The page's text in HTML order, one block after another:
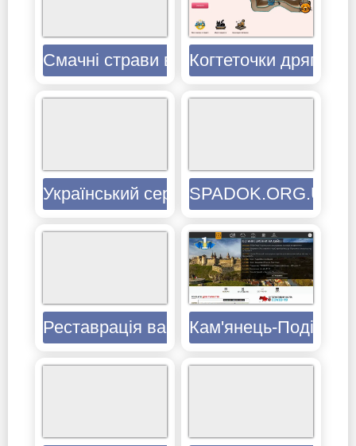
Смачні страви від Ольги
Когтеточки
Український сервіс - Реставрація ванн
SPADOK.ORG.UA —
Реставрація ванн Кам'янець-